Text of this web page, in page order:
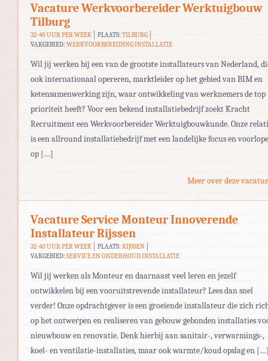
Vacature Werkvoorbereider Werktuigbouw
Tilburg
32-40 UUR PER WEEK PLAATS: TILBURG
VAKGEBIED: WERKVOORBEREIDING INSTALLATIE
Wil jij werken bij een van de grootste installateurs van Nederland,
ook internationaal opereren, marktleider op het gebied van BIM en
ketensamenwerking zijn, waar ontwikkeling van werknemers de top
prioriteit heeft? Voor een bekend installatiebedrijf zoekt Kracht
Recruitment een Werkvoorbereider Werktuigbouwkunde. Onze
is een allround installatiebedrijf met een landelijke focus en
op […]
Meer over deze
Vacature Service Monteur Innoverende
Installateur Rijssen
32-40 UUR PER WEEK PLAATS: RIJSSEN
VAKGEBIED: SERVICE EN ONDERHOUD INSTALLATIE
Wil jij werken als Monteur en daarnaast veel leren en jezelf
ontwikkelen bij een vooruitstrevende installateur? Lees dan snel
verder! Onze opdrachtgever is een groeiende installateur die zich
op het ontwerpen en realiseren van gebouw gebonden installaties
nieuwbouw en renovatie. Denk hierbij aan sanitair-, verwarmings-,
koel- en ventilatie-installaties, maar ook warmte/koud opslag en